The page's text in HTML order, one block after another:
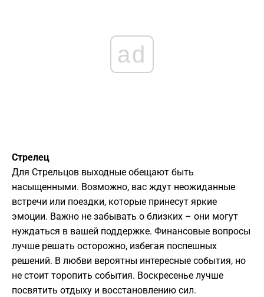
ad
Стрелец
Для Стрельцов выходные обещают быть
насыщенными. Возможно, вас ждут неожиданные
встречи или поездки, которые принесут яркие
эмоции. Важно не забывать о близких – они могут
нуждаться в вашей поддержке. Финансовые вопросы
лучше решать осторожно, избегая поспешных
решений. В любви вероятны интересные события, но
не стоит торопить события. Воскресенье лучше
посвятить отдыху и восстановлению сил.